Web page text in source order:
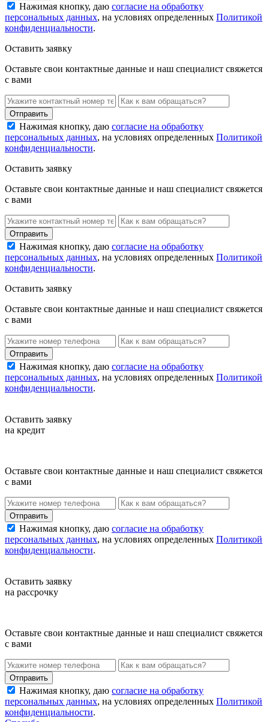
Нажимая кнопку, даю согласие на обработку
персональных данных, на условиях определенных Политикой
конфиденциальности.
Оставить заявку
Оставьте свои контактные данные и наш специалист свяжется
с вами
Нажимая кнопку, даю согласие на обработку
персональных данных, на условиях определенных Политикой
конфиденциальности.
Оставить заявку
Оставьте свои контактные данные и наш специалист свяжется
с вами
Нажимая кнопку, даю согласие на обработку
персональных данных, на условиях определенных Политикой
конфиденциальности.
Оставить заявку
Оставьте свои контактные данные и наш специалист свяжется
с вами
Нажимая кнопку, даю согласие на обработку
персональных данных, на условиях определенных Политикой
конфиденциальности.
Оставить заявку
на кредит
Оставьте свои контактные данные и наш специалист свяжется
с вами
Нажимая кнопку, даю согласие на обработку
персональных данных, на условиях определенных Политикой
конфиденциальности.
Оставить заявку
на рассрочку
Оставьте свои контактные данные и наш специалист свяжется
с вами
Нажимая кнопку, даю согласие на обработку
персональных данных, на условиях определенных Политикой
конфиденциальности.